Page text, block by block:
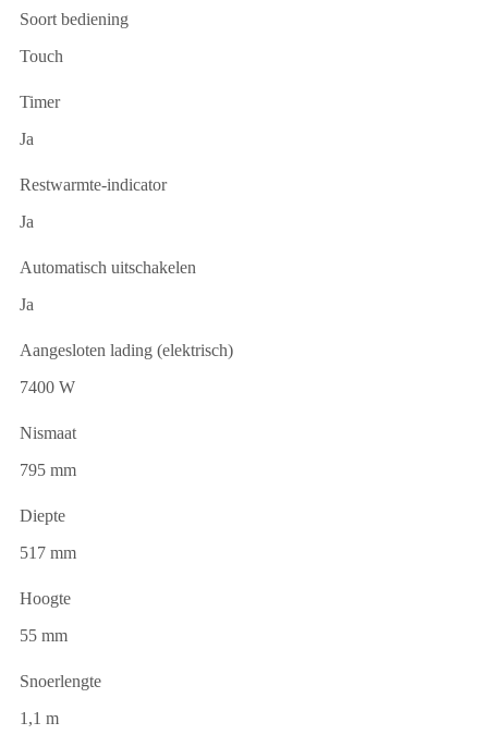
Soort bediening
Touch
Timer
Ja
Restwarmte-indicator
Ja
Automatisch uitschakelen
Ja
Aangesloten lading (elektrisch)
7400 W
Nismaat
795 mm
Diepte
517 mm
Hoogte
55 mm
Snoerlengte
1,1 m